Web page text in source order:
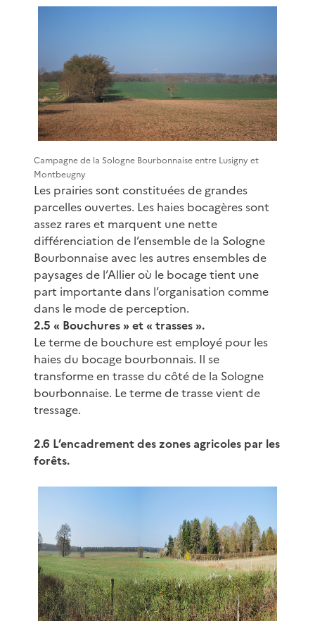
Campagne de la Sologne Bourbonnaise entre Lusigny et
Montbeugny
Les prairies sont constituées de grandes
parcelles ouvertes. Les haies bocagères sont
assez rares et marquent une nette
différenciation de l’ensemble de la Sologne
Bourbonnaise avec les autres ensembles de
paysages de l’Allier où le bocage tient une
part importante dans l’organisation comme
dans le mode de perception.
2.5 « Bouchures » et « trasses ».
Le terme de bouchure est employé pour les
haies du bocage bourbonnais. Il se
transforme en trasse du côté de la Sologne
bourbonnaise. Le terme de trasse vient de
tressage.
2.6 L’encadrement des zones agricoles par les
forêts.